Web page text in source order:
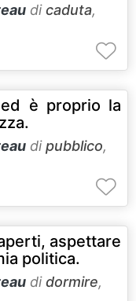
dicaduta,
è proprio la
dipubblico,
aspettare
politica.
didormire,